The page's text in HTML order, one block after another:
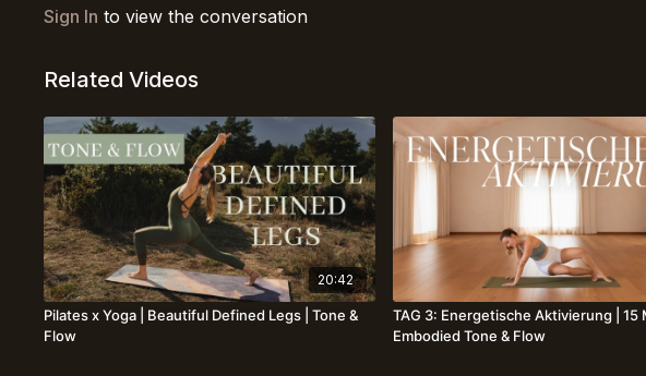
Sign In to view the conversation
Related Videos
20:42
Pilates x Yoga | Beautiful Defined Legs | Tone &
Flow
TAG 3: Energetische Aktivierung | 15 Min
Embodied Tone & Flow